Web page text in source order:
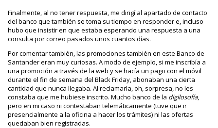
Finalmente, al no tener respuesta, me dirigí al apartado de contacto
del banco que también se toma su tiempo en responder e, incluso
hubo que insistir en que estaba esperando una respuesta a una
consulta por correo pasados unos cuantos días.
Por comentar también, las promociones también en este Banco de
Santander eran muy curiosas. A modo de ejemplo, si me inscribía a
una promoción a través de la web y se hacía un pago con el móvil
durante el fin de semana del Black Friday, abonaban una cierta
cantidad que nunca llegaba. Al reclamarla, oh, sorpresa, no les
constaba que me hubiese inscrito. Mucho banco de la digilosofía,
pero en mi caso ni contestaban telemáticamente (tuve que ir
presencialmente a la oficina a hacer los trámites) ni las ofertas
quedaban bien registradas.